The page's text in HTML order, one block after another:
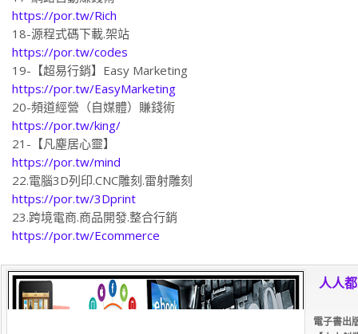
17-網路自動賺錢術
https://por.tw/Rich
18-源程式碼下載.架站
https://por.tw/codes
19-【超易行銷】Easy Marketing
https://por.tw/EasyMarketing
20-頻道經營（自媒體）賺錢術
https://por.tw/king/
21-【凡塵居心靈】
https://por.tw/mind
22.電腦3D列印.CNC雕刻.雷射雕刻
https://por.tw/3Dprint
23.跨境電商.商品開發.整合行銷
https://por.tw/Ecommerce